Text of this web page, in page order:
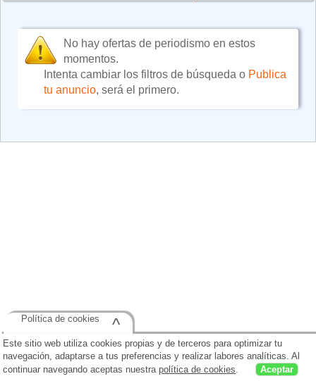
No hay ofertas de periodismo en estos
momentos.
Intenta cambiar los filtros de búsqueda o Publica
tu anuncio, será el primero.
Este sitio web utiliza cookies propias y de terceros para optimizar tu
navegación, adaptarse a tus preferencias y realizar labores analíticas. Al
continuar navegando aceptas nuestrapolítica de cookies. Aceptar
Política de cookies ^